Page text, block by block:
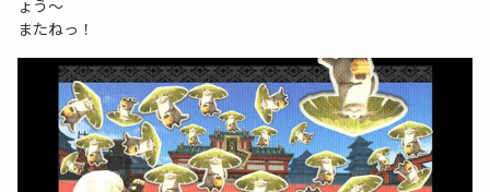
ょう～
またねっ！